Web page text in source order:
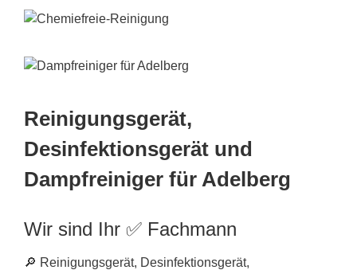
Reinigungsgerät,
Desinfektionsgerät und
Dampfreiniger für Adelberg
Wir sind Ihr ✅ Fachmann
🔎 Reinigungsgerät, Desinfektionsgerät,